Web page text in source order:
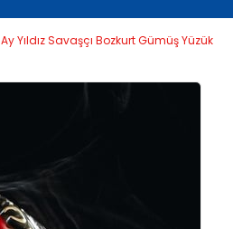
Ay Yıldız Savaşçı Bozkurt Gümüş Yüzük